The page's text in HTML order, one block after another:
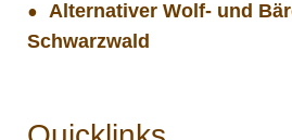
Alternativer Wolf- und
Schwarzwald